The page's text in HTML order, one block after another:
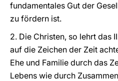
fundamentales Gut der
zu fördern ist.
2. Die Christen, so lehrt das
auf die Zeichen der Zeit
Ehe und Familie durch das
Lebens wie durch